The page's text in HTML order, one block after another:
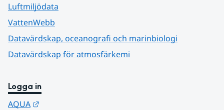
Luftmiljödata
VattenWebb
Datavärdskap, oceanografi och marinbiologi
Datavärdskap för atmosfärkemi
Logga in
AQUA